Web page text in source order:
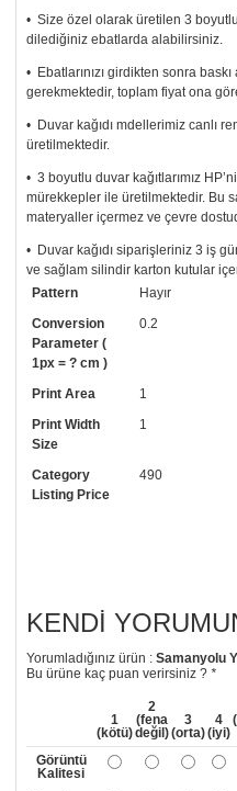
• Size özel olarak üretilen 3
dilediğiniz ebatlarda alabilirsiniz.
• Ebatlarınızı girdikten sonra
gerekmektedir, toplam fiyat ona
• Duvar kağıdı mdellerimiz canlı
üretilmektedir.
• 3 boyutlu duvar kağıtlarımız
mürekkepler ile üretilmektedir. Bu
materyaller içermez ve çevre
• Duvar kağıdı siparişleriniz 3 iş
ve sağlam silindir karton kutular
• Tutkalınız, siparişiniz ile birlikte
Uygulaması standart duvar kağıdı
uygulama kılavuzu da
arayıp talebinizi iletebilirsiniz.
• Görselde düzenleme yaptırmak
numaramızdan ulaşabilirsiniz.
Pattern
Hayır
Conversion
Parameter (
1px = ? cm )
0.2
Print Area
1
Print Width
Size
1
Category
Listing Price
490
KENDI
Yorumladığınız ürün :Samanyolu
Bu ürüne kaç puan verirsiniz ?*
1
(kötü)
2
(fena
değil)
3
(orta)
4
(iyi)
Görüntü
Kalitesi